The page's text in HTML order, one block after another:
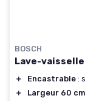
BOSCH
Lave-vaisselle
＋ Encastrable :
＋
Largeur 60 cm